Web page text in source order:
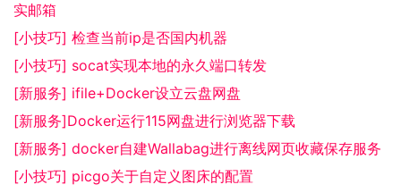
实邮箱
[小技巧] 检查当前ip是否国内机器
[小技巧] socat实现本地的永久端口转发
[新服务] ifile+Docker设立云盘网盘
[新服务]Docker运行115网盘进行浏览器下载
[新服务] docker自建Wallabag进行离线网页收藏保存服务
[小技巧] picgo关于自定义图床的配置